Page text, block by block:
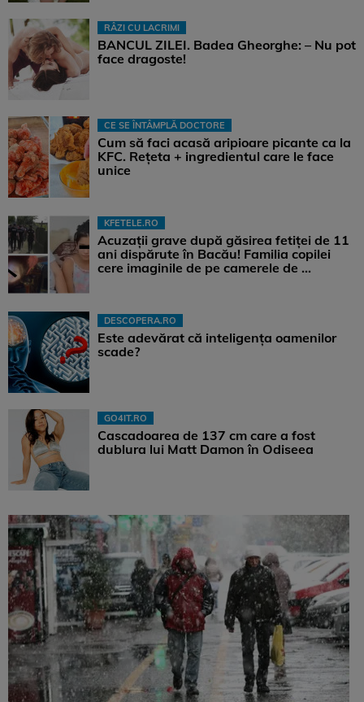
RÂZI CU LACRIMI
BANCUL ZILEI. Badea Gheorghe: – Nu pot
face dragoste!
CE SE ÎNTÂMPLĂ DOCTORE
Cum să faci acasă aripioare picante ca la
KFC. Rețeta + ingredientul care le face
unice
KFETELE.RO
Acuzații grave după găsirea fetiței de 11
ani dispărute în Bacău! Familia copilei
cere imaginile de pe camerele de ...
DESCOPERA.RO
Este adevărat că inteligența oamenilor
scade?
GO4IT.RO
Cascadoarea de 137 cm care a fost
dublura lui Matt Damon în Odiseea